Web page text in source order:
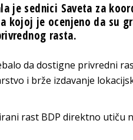
je sednici Saveta za
kojoj je ocenjeno da su
rasta.
da dostigne privredni
i brže izdavanje
rast BDP direktno utiču